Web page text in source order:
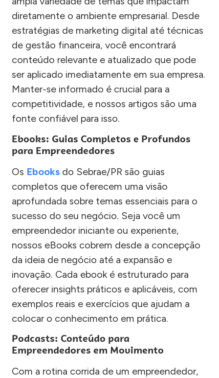
diretamente o ambiente empresarial. Desde
estratégias de marketing digital até técnicas
de gestão financeira, você encontrará
conteúdo relevante e atualizado que pode
ser aplicado imediatamente em sua empresa.
Manter-se informado é crucial para a
competitividade, e nossos artigos são uma
fonte confiável para isso.
Ebooks: Guias Completos e Profundos
para Empreendedores
Os Ebooks do Sebrae/PR são guias
completos que oferecem uma visão
aprofundada sobre temas essenciais para o
sucesso do seu negócio. Seja você um
empreendedor iniciante ou experiente,
nossos eBooks cobrem desde a concepção
da ideia de negócio até a expansão e
inovação. Cada ebook é estruturado para
oferecer insights práticos e aplicáveis, com
exemplos reais e exercícios que ajudam a
colocar o conhecimento em prática.
Podcasts: Conteúdo para
Empreendedores em Movimento
Com a rotina corrida de um empreendedor,